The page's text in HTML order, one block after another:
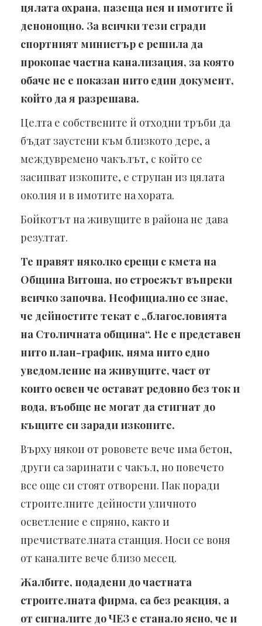
цялата охрана, пазеща нея и имотите й
денонощно. За всички тези сгради
спортният министър е решила да
прокопае частна канализация, за която
обаче не е показан нито един документ,
който да я разрешава.
Целта е собствените й отходни тръби да
бъдат заустени към близкото дере, а
междувремено чакълът, с който се
засипват изкопите, е струпан из цялата
околия и в имотите на хората.
Бойкотът на живущите в района не дава
резултат.
Те правят няколко срещи с кмета на
Община Витоша, но строежът въпреки
всичко започва. Неофициално се знае,
че дейностите текат с „благословията
на Столичната община“. Не е представен
нито план-график, няма нито едно
уведомление на живущите, част от
които освен че остават редовно без ток и
вода, въобще не могат да стигнат до
къщите си заради изкопите.
Върху някои от рововете вече има бетон,
други са заринати с чакъл, но повечето
все още си стоят отворени. Пак поради
строителните дейности уличното
осветление е спряно, както и
пречиствателната станция. Носи се воня
от каналите вече близо месец.
Жалбите, подадени до частната
строителната фирма, са без реакция, а
от сигналите до ЧЕЗ е станало ясно, че и